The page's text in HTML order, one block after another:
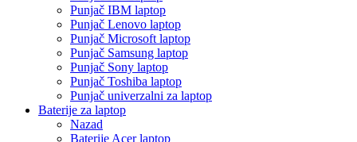
Punjač IBM laptop
Punjač Lenovo laptop
Punjač Microsoft laptop
Punjač Samsung laptop
Punjač Sony laptop
Punjač Toshiba laptop
Punjač univerzalni za laptop
Baterije za laptop
Nazad
Baterije Acer laptop